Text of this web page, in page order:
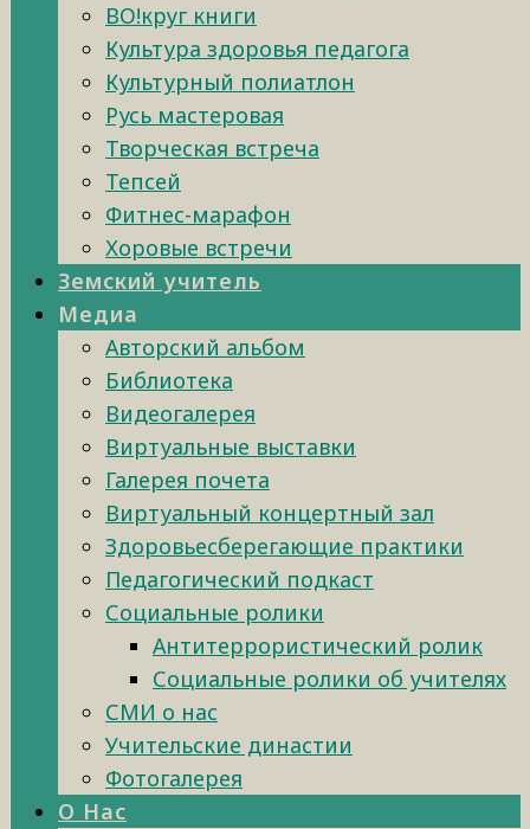
ВО!круг книги
Культура здоровья педагога
Культурный полиатлон
Русь мастеровая
Творческая встреча
Тепсей
Фитнес-марафон
Хоровые встречи
Земский учитель
Медиа
Авторский альбом
Библиотека
Видеогалерея
Виртуальные выставки
Галерея почета
Виртуальный концертный зал
Здоровьесберегающие практики
Педагогический подкаст
Социальные ролики
Антитеррористический ролик
Социальные ролики об учителях
СМИ о нас
Учительские династии
Фотогалерея
О Нас